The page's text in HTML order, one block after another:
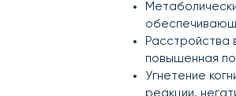
Расстройства
повышенная
Угнетение
реакции,